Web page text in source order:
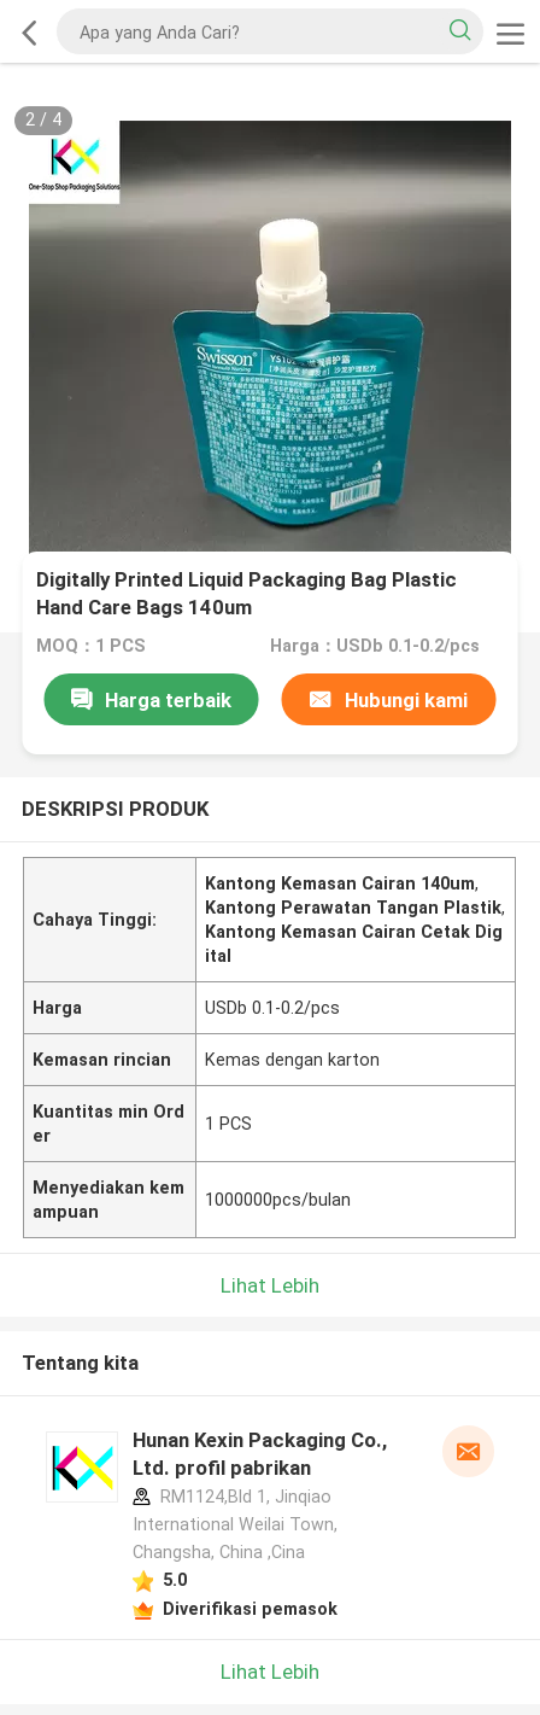
2/ 4
Digitally Printed Liquid Packaging Bag Plastic
Hand Care Bags 140um
MOQ：1 PCS Harga：USDb 0.1-0.2/pcs
Harga terbaik Hubungi kami
DESKRIPSI PRODUK
Cahaya Tinggi:
Kantong Kemasan Cairan 140um,
Kantong Perawatan Tangan Plastik,
Kantong Kemasan Cairan Cetak Dig
ital
Harga USDb 0.1-0.2/pcs
Kemasan rincian Kemas dengan karton
Kuantitas min Ord
er
1 PCS
Menyediakan kem
ampuan
1000000pcs/bulan
Lihat Lebih
Tentang kita
Hunan Kexin Packaging Co.,
Ltd. profil pabrikan
RM1124,Bld 1, Jinqiao
International Weilai Town,
Changsha, China ,Cina
5.0
Diverifikasi pemasok
Lihat Lebih